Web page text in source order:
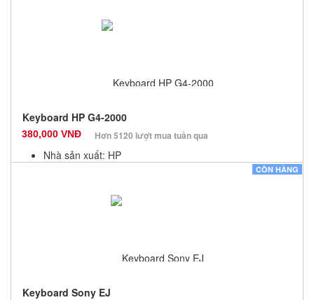
Số lượng: 100
Keyboard HP G4-2000
380,000 VNĐ Hơn 5120 lượt mua tuần qua
Nhà sản xuất: HP
CÒN HÀNG
Keyboard Sony EJ